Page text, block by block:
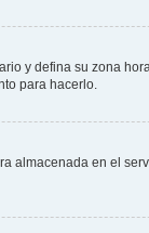
y defina su zona
para hacerlo.
almacenada en el